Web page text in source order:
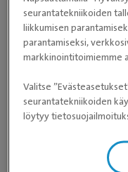
Tutustu
valikoimaan!
Evidensia Kauppa
seurantatekniikoiden
liikkumisen
parantamiseksi,
markkinointitoimiemme
Valitse
seurantatekniikoiden
löytyy